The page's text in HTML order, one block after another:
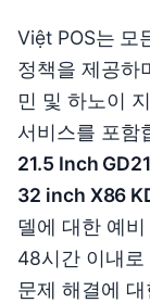
Việt POS는 모
정책을 제공하
민 및 하노이
서비스를 포함
21.5 Inch
32 inch X86
델에 대한 예
48시간 이내로
문제 해결에